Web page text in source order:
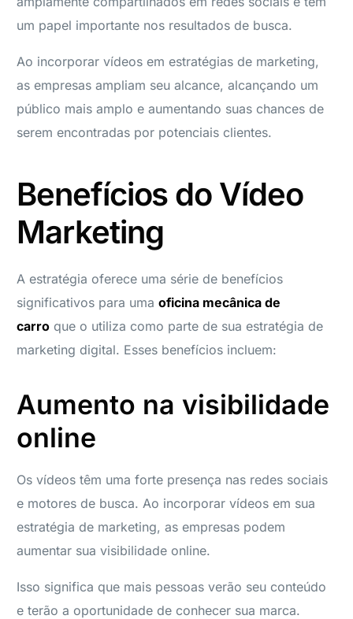
um papel importante nos resultados de busca.
Ao incorporar vídeos em estratégias de marketing,
as empresas ampliam seu alcance, alcançando um
público mais amplo e aumentando suas chances de
serem encontradas por potenciais clientes.
Benefícios do Vídeo
Marketing
A estratégia oferece uma série de benefícios
significativos para umaoficina mecânica de
carro que o utiliza como parte de sua estratégia de
marketing digital. Esses benefícios incluem:
Aumento na visibilidade
online
Os vídeos têm uma forte presença nas redes sociais
e motores de busca. Ao incorporar vídeos em sua
estratégia de marketing, as empresas podem
aumentar sua visibilidade online.
Isso significa que mais pessoas verão seu conteúdo
e terão a oportunidade de conhecer sua marca.